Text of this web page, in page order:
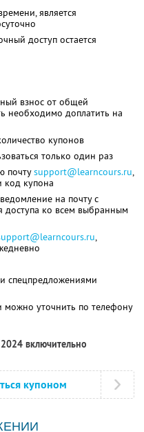
является
доступ остается
взнос от общей
необходимо доплатить на
купонов
только один раз
почтуsupport@learncours.ru,
код купона
на почту с
доступа ко всем выбранным
,
спецпредложениями
уточнить по телефону
включительно
купоном